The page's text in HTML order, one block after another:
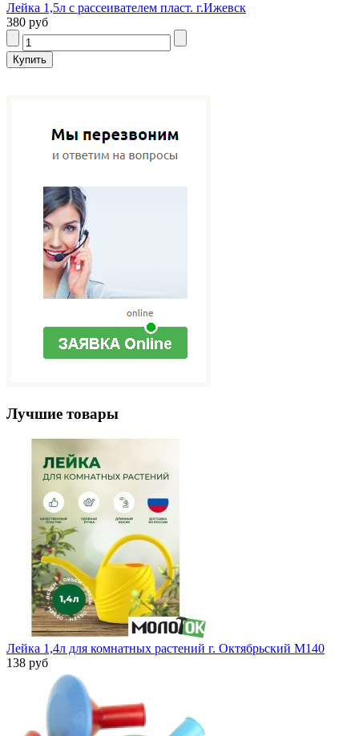
Лейка 1,5л с рассеивателем пласт. г.Ижевск
380 руб
Лучшие товары
Лейка 1,4л для комнатных растений г. Октябрьский М140
138 руб